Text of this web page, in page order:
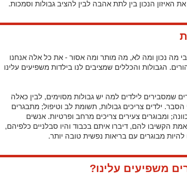
האיזון הנכון בין לתת אהבה לבין להציב גבולות וסמכות.
מה נכון ומה לא, מה מותר ומה אסור - את כל אלה אנחנו
הגבולות והכללים שמציבים לנו בילדות משפיעים עלינו
שמסבירים לילדים למה יש גבולות מסוימים, לבין כאלה
ילדים צריכים גבולות, תשומת לב וטיפול; מתבגרים
ומבוגרים צעירים צריכים מרחב ופרטיות. אנשים
הקשיבו להם, דיברו איתם בכבוד והיו סבלניים כלפיהם,
מבוגרים עם בריאות נפשית טובה יותר.
משפיעים עלינו?